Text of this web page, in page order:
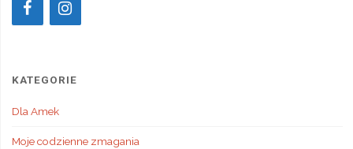
KATEGORIE
Dla Amek
Moje codzienne zmagania